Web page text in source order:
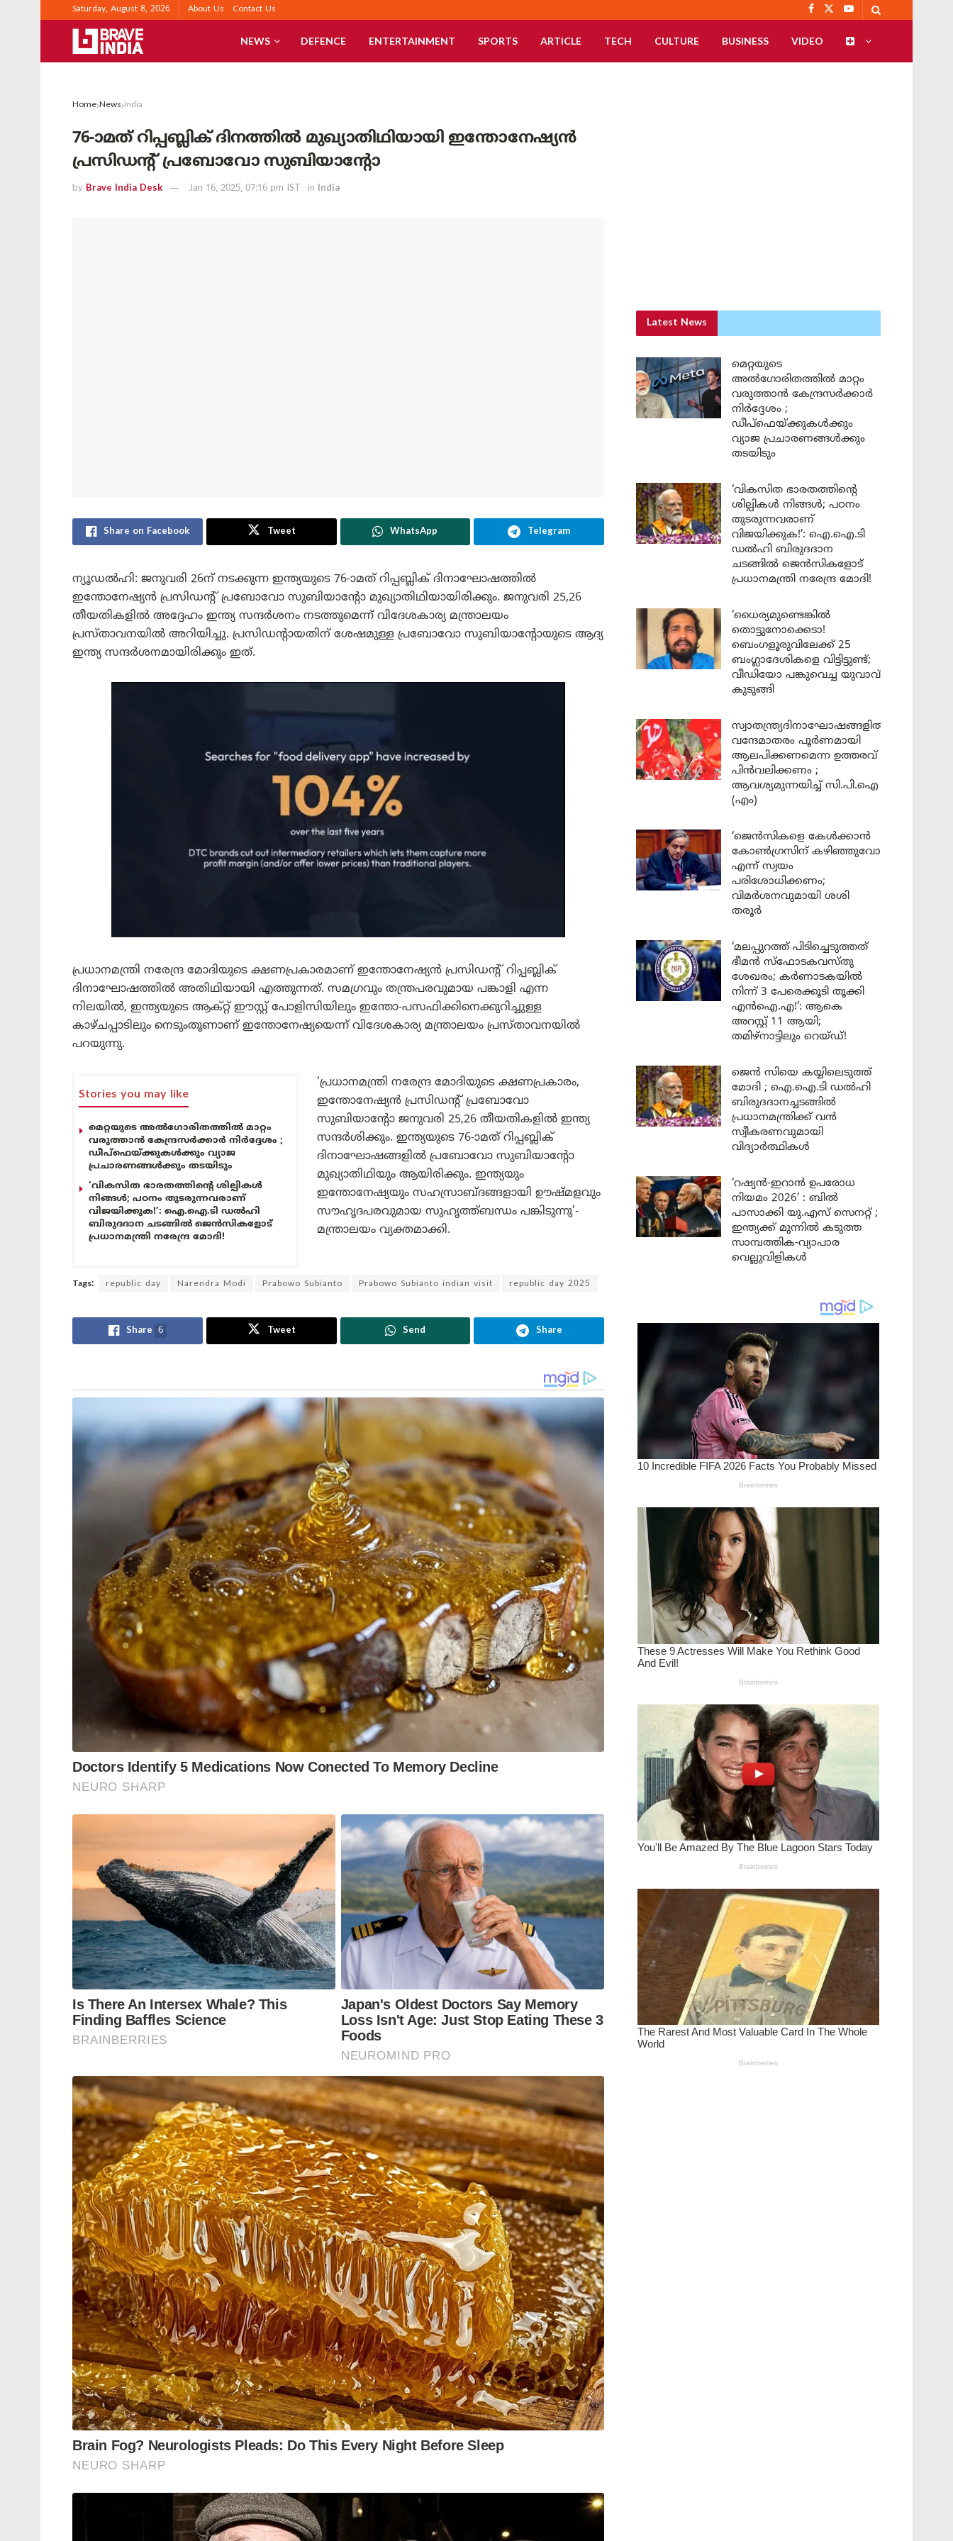
Saturday, August 8, 2026 About Us Contact Us
NEWS DEFENCE ENTERTAINMENT SPORTS ARTICLE TECH CULTURE BUSINESS VIDEO
Home News India
76-ാമത് റിപ്പബ്ലിക് ദിനത്തിൽ മുഖ്യാതിഥിയായി ഇന്തോനേഷ്യൻ
പ്രസിഡന്റ് പ്രബോവോ സുബിയാന്റോ
by Brave India Desk Jan 16, 2025, 07:16 pm IST in India
Share on Facebook Tweet WhatsApp Telegram
ന്യൂഡൽഹി: ജനുവരി 26ന് നടക്കുന്ന ഇന്ത്യയുടെ 76-ാമത് റിപ്പബ്ലിക് ദിനാഘോഷത്തിൽ
ഇന്തോനേഷ്യൻ പ്രസിഡന്റ് പ്രബോവോ സുബിയാന്റോ മുഖ്യാതിഥിയായിരിക്കും. ജനുവരി 25,26
തീയതികളിൽ അദ്ദേഹം ഇന്ത്യ സന്ദർശനം നടത്തുമെന്ന് വിദേശകാര്യ മന്ത്രാലയം
പ്രസ്താവനയിൽ അറിയിച്ചു. പ്രസിഡന്റായതിന് ശേഷമുള്ള പ്രബോവോ സുബിയാന്റോയുടെ ആദ്യ
ഇന്ത്യ സന്ദർശനമായിരിക്കും ഇത്.
പ്രധാനമന്ത്രി നരേന്ദ്ര മോദിയുടെ ക്ഷണപ്രകാരമാണ് ഇന്തോനേഷ്യൻ പ്രസിഡന്റ് റിപ്പബ്ലിക്
ദിനാഘോഷത്തിൽ അതിഥിയായി എത്തുന്നത്. സമഗ്രവും തന്ത്രപരവുമായ പങ്കാളി എന്ന
നിലയിൽ, ഇന്ത്യയുടെ ആക്റ്റ് ഈസ്റ്റ് പോളിസിയിലും ഇന്തോ-പസഫിക്കിനെക്കുറിച്ചുള്ള
കാഴ്ചപ്പാടിലും നെടുംതൂണാണ് ഇന്തോനേഷ്യയെന്ന് വിദേശകാര്യ മന്ത്രാലയം പ്രസ്താവനയിൽ
പറയുന്നു.
Stories you may like
മെറ്റയുടെ അൽഗോരിതത്തിൽ മാറ്റം
വരുത്താൻ കേന്ദ്രസർക്കാർ നിർദ്ദേശം ;
ഡീപ്‌ഫെയ്ക്കുകൾക്കും വ്യാജ
പ്രചാരണങ്ങൾക്കും തടയിടും
‘വികസിത ഭാരതത്തിന്റെ ശില്പികൾ
നിങ്ങൾ; പഠനം തുടരുന്നവരാണ്
വിജയിക്കുക!’: ഐ.ഐ.ടി ഡൽഹി
ബിരുദദാന ചടങ്ങിൽ ജെൻസികളോട്
പ്രധാനമന്ത്രി നരേന്ദ്ര മോദി!
‘പ്രധാനമന്ത്രി നരേന്ദ്ര മോദിയുടെ ക്ഷണപ്രകാരം,
ഇന്തോനേഷ്യൻ പ്രസിഡന്റ് പ്രബോവോ
സുബിയാന്റോ ജനുവരി 25,26 തീയതികളിൽ ഇന്ത്യ
സന്ദർശിക്കും. ഇന്ത്യയുടെ 76-ാമത് റിപ്പബ്ലിക്
ദിനാഘോഷങ്ങളിൽ പ്രബോവോ സുബിയാന്റോ
മുഖ്യാതിഥിയും ആയിരിക്കും. ഇന്ത്യയും
ഇന്തോനേഷ്യയും സഹസ്രാബ്ദങ്ങളായി ഊഷ്മളവും
സൗഹൃദപരവുമായ സുഹൃത്ത്ബന്ധം പങ്കിടുന്നു’-
മന്ത്രാലയം വ്യക്തമാക്കി.
Tags: republic day Narendra Modi Prabowo Subianto Prabowo Subianto indian visit republic day 2025
Share 6 Tweet Send Share
Latest News
മെറ്റയുടെ
അൽഗോരിതത്തിൽ മാറ്റം
വരുത്താൻ കേന്ദ്രസർക്കാർ
നിർദ്ദേശം ;
ഡീപ്‌ഫെയ്ക്കുകൾക്കും
വ്യാജ പ്രചാരണങ്ങൾക്കും
തടയിടും
‘വികസിത ഭാരതത്തിന്റെ
ശില്പികൾ നിങ്ങൾ; പഠനം
തുടരുന്നവരാണ്
വിജയിക്കുക!’: ഐ.ഐ.ടി
ഡൽഹി ബിരുദദാന
ചടങ്ങിൽ ജെൻസികളോട്
പ്രധാനമന്ത്രി നരേന്ദ്ര മോദി!
‘ധൈര്യമുണ്ടെങ്കിൽ
തൊട്ടുനോക്കെടാ!
ബെംഗളൂരുവിലേക്ക് 25
ബംഗ്ലാദേശികളെ വിട്ടിട്ടുണ്ട്;
വീഡിയോ പങ്കുവെച്ച യുവാവ്
കുടുങ്ങി
സ്വാതന്ത്ര്യദിനാഘോഷങ്ങളിൽ
വന്ദേമാതരം പൂർണമായി
ആലപിക്കണമെന്ന ഉത്തരവ്
പിൻവലിക്കണം ;
ആവശ്യമുന്നയിച്ച് സി.പി.ഐ
(എം)
‘ജെൻസികളെ കേൾക്കാൻ
കോൺഗ്രസിന് കഴിഞ്ഞുവോ
എന്ന് സ്വയം
പരിശോധിക്കണം;
വിമർശനവുമായി ശശി
തരൂർ
‘മലപ്പുറത്ത് പിടിച്ചെടുത്തത്
ഭീമൻ സ്ഫോടകവസ്തു
ശേഖരം; കർണാടകയിൽ
നിന്ന് 3 പേരെക്കൂടി തൂക്കി
എൻഐ.എ!’: ആകെ
അറസ്റ്റ് 11 ആയി;
തമിഴ്‌നാട്ടിലും റെയ്ഡ്!
ജെൻ സിയെ കയ്യിലെടുത്ത്
മോദി ; ഐ.ഐ.ടി ഡൽഹി
ബിരുദദാനച്ചടങ്ങിൽ
പ്രധാനമന്ത്രിക്ക് വൻ
സ്വീകരണവുമായി
വിദ്യാർത്ഥികൾ
‘റഷ്യൻ-ഇറാൻ ഉപരോധ
നിയമം 2026’ : ബിൽ
പാസാക്കി യു.എസ് സെനറ്റ് ;
ഇന്ത്യക്ക് മുന്നിൽ കടുത്ത
സാമ്പത്തിക-വ്യാപാര
വെല്ലുവിളികൾ